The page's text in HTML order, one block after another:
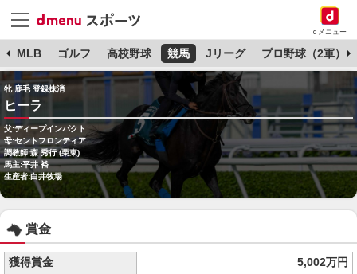
dメニュー
MLB ゴルフ 高校野球 競馬 Jリーグ プロ野球（2軍）
牝 鹿毛 登録抹消
ヒーラ
父:ディープインパクト
母:セントフロンティア
調教師:森 秀行 (栗東)
馬主:平井 裕
生産者:白井牧場
賞金
獲得賞金
5,002万円